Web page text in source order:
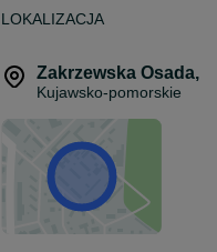
LOKALIZACJA
Zakrzewska Osada,
Kujawsko-pomorskie